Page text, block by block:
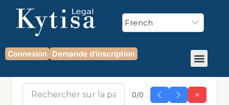
Connexion Demande d'inscription
0/0